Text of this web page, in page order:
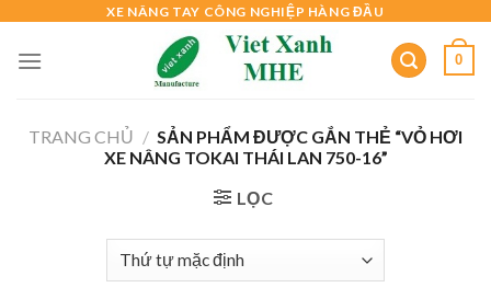
content
XE NÂNG TAY CÔNG NGHIỆP HÀNG ĐẦU
0
TRANG CHỦ / SẢN PHẨM ĐƯỢC GẮN THẺ “VỎ HƠI
XE NÂNG TOKAI THÁI LAN 750-16”
LỌC